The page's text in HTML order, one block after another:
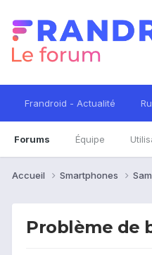
Frandroid - Actualité
Forums Équipe
Accueil Smartphones
Problème de